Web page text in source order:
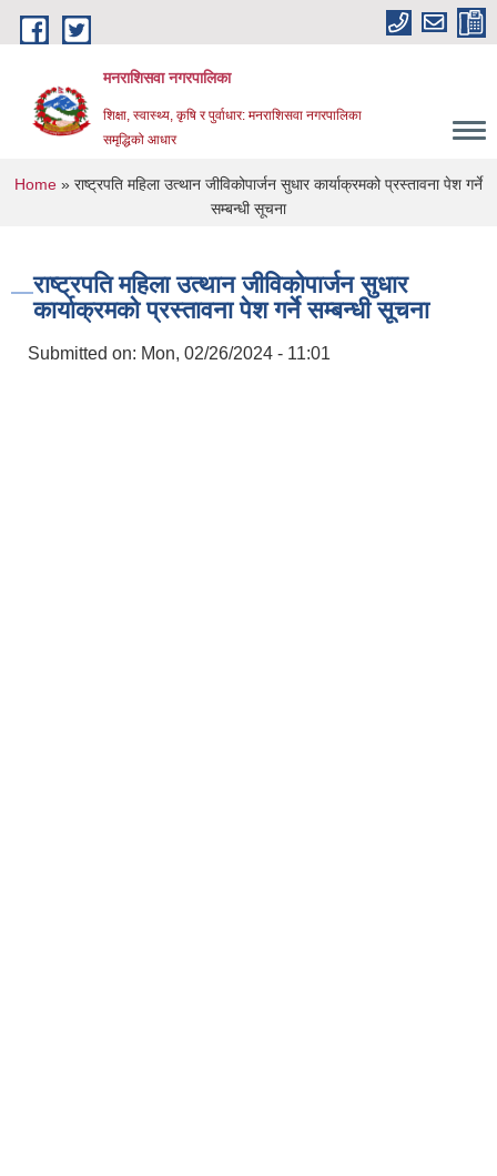
Skip to main content
मनराशिसवा नगरपालिका
शिक्षा, स्वास्थ्य, कृषि र पुर्वाधार: मनराशिसवा नगरपालिका
समृद्धिको आधार
You are here
Home » राष्ट्रपति महिला उत्थान जीविकोपार्जन सुधार कार्याक्रमको प्रस्तावना पेश गर्ने
सम्बन्धी सूचना
राष्ट्रपति महिला उत्थान जीविकोपार्जन सुधार
कार्याक्रमको प्रस्तावना पेश गर्ने सम्बन्धी सूचना
Submitted on: Mon, 02/26/2024 - 11:01